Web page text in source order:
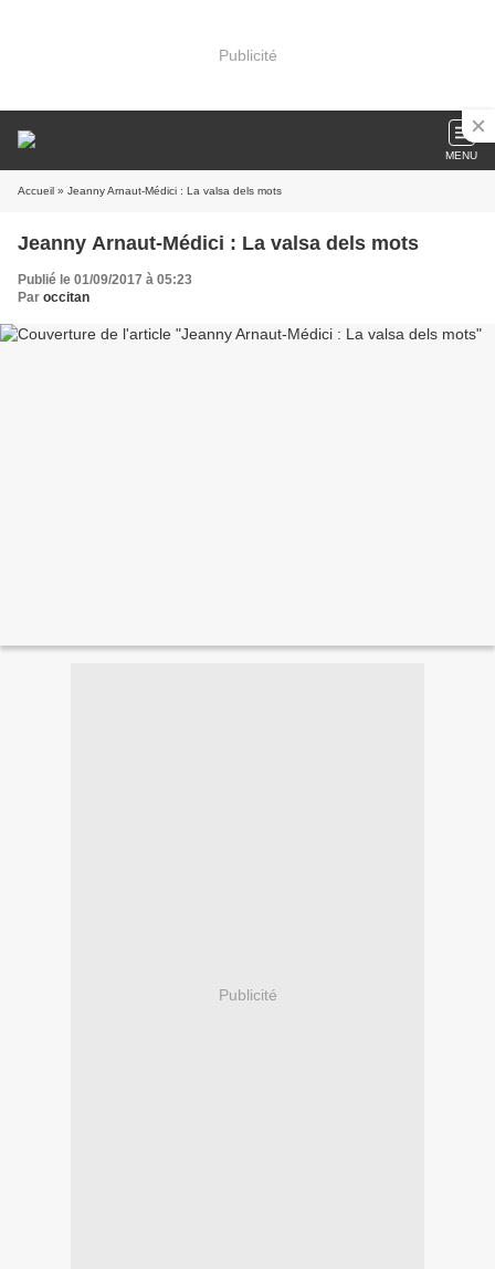
Publicité
MENU
Accueil » Jeanny Arnaut-Médici : La valsa dels mots
Jeanny Arnaut-Médici : La valsa dels mots
Publié le 01/09/2017 à 05:23
Par occitan
Publicité